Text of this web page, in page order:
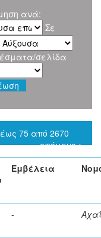
ανά:
Σε
σελίδα
75 από 2670
επόμενο >
Εμβέλεια
-